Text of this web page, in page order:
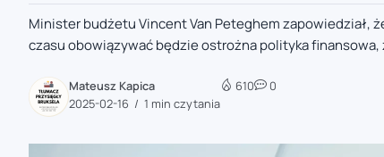
zaobserwuj nas
zaobserwuj nas
Minister budżetu Vincent Van Peteghem zapowiedział,
czasu obowiązywać będzie ostrożna polityka finansowa,
Mateusz Kapica
2025-02-16
1 min czytania
610 0